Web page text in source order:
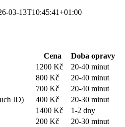
03-13T10:45:41+01:00
Cena
Doba opravy
1200 Kč
20-40 minut
800 Kč
20-40 minut
700 Kč
20-40 minut
ID)
400 Kč
20-30 minut
1400 Kč
1-2 dny
200 Kč
20-30 minut